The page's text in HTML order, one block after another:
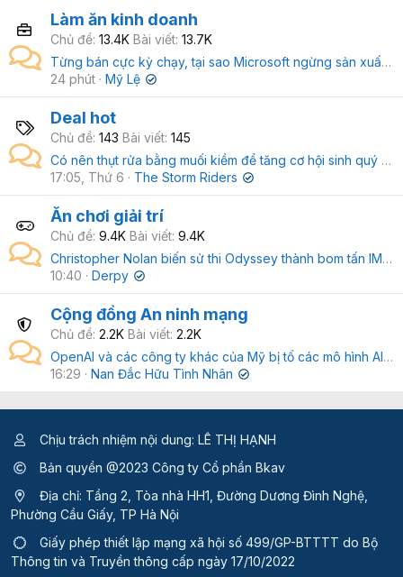
Làm ăn kinh doanh
Chủ đề 13.4K Bài viết 13.7K
Từng bán cực kỳ chạy, tại sao Microsoft ngừng sản xuất bàn phím và chuột?
24 phút
Mỹ Lệ ✔
Deal hot
Chủ đề 143 Bài viết 145
Có nên thụt rửa bằng muối kiềm để tăng cơ hội sinh quý tử?
17:05, Thứ 6
The Storm Riders ✔
Ăn chơi giải trí
Chủ đề 9.4K Bài viết 9.4K
Christopher Nolan biến sử thi Odyssey thành bom tấn IMAX: Thần thoại Hy Lạp sống lại chân thực
10:40
Derpy ✔
Cộng đồng An ninh mạng
Chủ đề 2.2K Bài viết 2.2K
OpenAI và các công ty khác của Mỹ bị tố các mô hình AI của họ "vượt quá giới hạn", gây ra lo ngại về an ninh
16:29
Nan Đắc Hữu Tình Nhân ✔
Chịu trách nhiệm nội dung: LÊ THỊ HẠNH
Bản quyền @2023 Công ty Cổ phần Bkav
Địa chỉ: Tầng 2, Tòa nhà HH1, Đường Dương Đình Nghệ,
Phường Cầu Giấy, TP Hà Nội
Giấy phép thiết lập mạng xã hội số 499/GP-BTTTT do Bộ
Thông tin và Truyền thông cấp ngày 17/10/2022